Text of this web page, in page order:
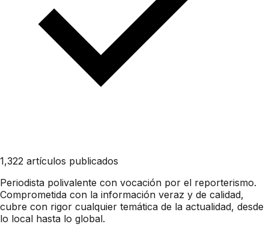
1,322 artículos publicados
Periodista polivalente con vocación por el reporterismo.
Comprometida con la información veraz y de calidad,
cubre con rigor cualquier temática de la actualidad, desde
lo local hasta lo global.